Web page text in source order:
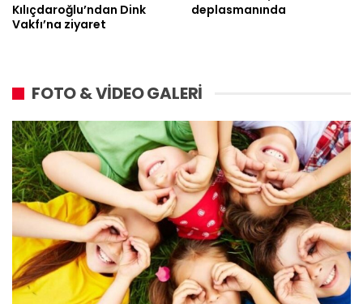
Kılıçdaroğlu’ndan Dink
Vakfı’na ziyaret
deplasmanında
FOTO & VİDEO GALERİ